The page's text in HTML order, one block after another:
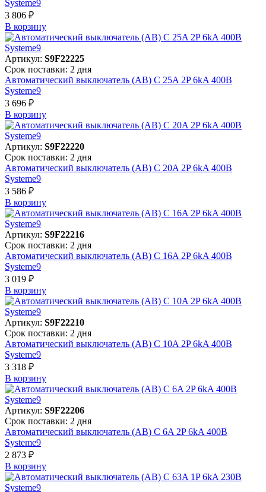
Systeme9
3 806 ₽
В корзинy
Артикул: S9F22225
Срок поставки: 2 дня
Автоматический выключатель (АВ) C 25A 2P 6kA 400В
Systeme9
3 696 ₽
В корзинy
Артикул: S9F22220
Срок поставки: 2 дня
Автоматический выключатель (АВ) C 20A 2P 6kA 400В
Systeme9
3 586 ₽
В корзинy
Артикул: S9F22216
Срок поставки: 2 дня
Автоматический выключатель (АВ) C 16A 2P 6kA 400В
Systeme9
3 019 ₽
В корзинy
Артикул: S9F22210
Срок поставки: 2 дня
Автоматический выключатель (АВ) C 10A 2P 6kA 400В
Systeme9
3 318 ₽
В корзинy
Артикул: S9F22206
Срок поставки: 2 дня
Автоматический выключатель (АВ) C 6A 2P 6kA 400В
Systeme9
2 873 ₽
В корзинy